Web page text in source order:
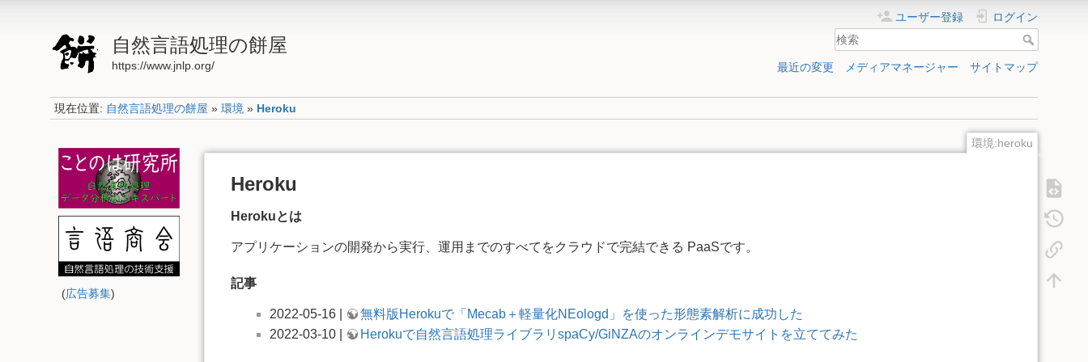
自然言語処理の餅屋
https://www.jnlp.org/
ユーザー登録 ログイン
最近の変更 メディアマネージャー サイトマップ
現在位置: 自然言語処理の餅屋 » 環境» Heroku
(広告募集)
環境:heroku
Heroku
Herokuとは
アプリケーションの開発から実行、運用までのすべてをクラウドで完結できる PaaSです。
記事
2022-05-16 |
無料版Herokuで「Mecab＋軽量化NEologd」を使った形態素解析に成功した
2022-03-10 |
Herokuで自然言語処理ライブラリspaCy/GiNZAのオンラインデモサイトを立ててみた